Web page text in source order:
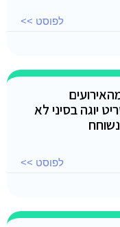
לפוסט >>
יוגה בסיני לא
לפוסט >>